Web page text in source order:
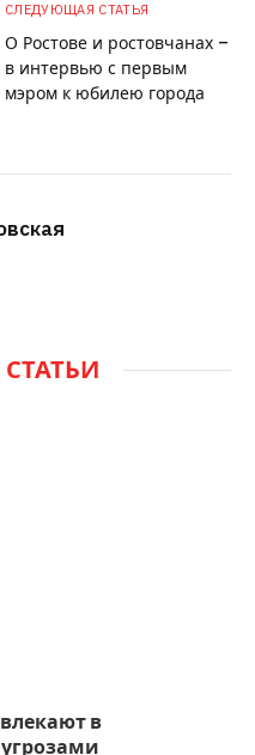
СЛЕДУЮЩАЯ СТАТЬЯ
О Ростове и ростовчанах –
в интервью с первым
мэром к юбилею города
СТАТЬИ
в